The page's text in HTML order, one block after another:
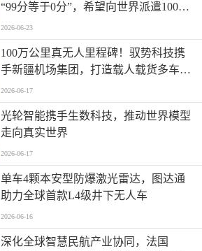
“99分等于0分”，希望向世界派遣100万
名AI司机
2026-06-23
100万公里真无人里程碑！驭势科技携
手新疆机场集团，打造载人载货多车型
全场景运营标杆
2026-06-17
光轮智能携手生数科技，推动世界模型
走向真实世界
2026-06-17
单车4颗本安型防爆激光雷达，图达通
助力全球首款L4级井下无人车
2026-06-16
深化全球智慧民航产业协同，法国